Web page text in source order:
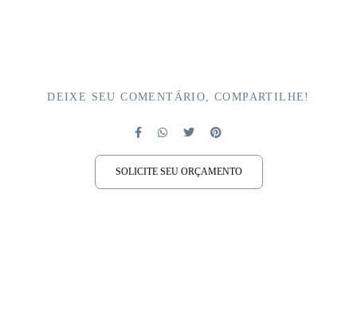
DEIXE SEU COMENTÁRIO, COMPARTILHE!
SOLICITE SEU ORÇAMENTO